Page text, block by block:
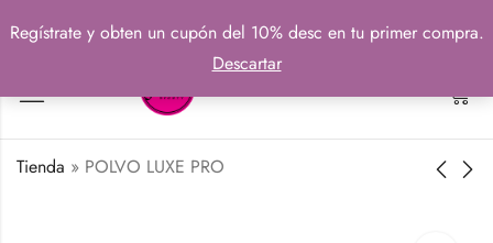
Tienda » POLVO LUXE PRO
Regístrate y obten un cupón del 10% desc en tu primer compra.
Descartar